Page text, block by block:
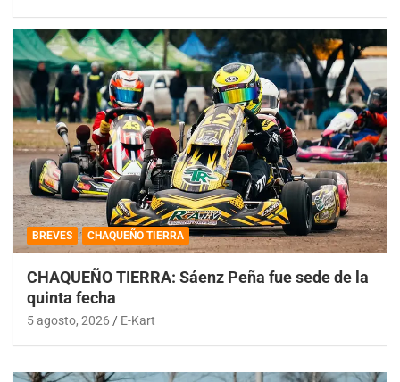
BREVES CHAQUEÑO TIERRA
CHAQUEÑO TIERRA: Sáenz Peña fue sede de la
quinta fecha
5 agosto, 2026 E-Kart